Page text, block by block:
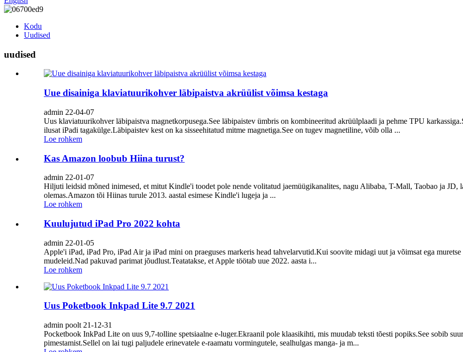
Kodu
Uudised
uudised
Uue disainiga klaviatuurikohver läbipaistva akrüülist võimsa kestaga
admin 22-04-07
Uus klaviatuurikohver läbipaistva magnetkorpusega.See läbipaistev ümbris on kombineeritud akrüülplaadi ja pehme TPU
ilusat iPadi tagakülge.Läbipaistev kest on ka sisseehitatud mitme magnetiga.See on tugev magnetiline, võib olla ...
Loe rohkem
Kas Amazon loobub Hiina turust?
admin 22-01-07
Hiljuti leidsid mõned inimesed, et mitut Kindle'i toodet pole nende volitatud jaemüügikanalites, nagu Alibaba, T-Mall, Taobao ja JD,
olemas.Amazon tõi Hiinas turule 2013. aastal esimese Kindle'i lugeja ja ...
Loe rohkem
Kuulujutud iPad Pro 2022 kohta
admin 22-01-05
Apple'i iPad, iPad Pro, iPad Air ja iPad mini on praeguses markeris head tahvelarvutid.Kui soovite midagi uut ja võimsat ega muretse
mudeleid.Nad pakuvad parimat jõudlust.Teatatakse, et Apple töötab uue 2022. aasta i...
Loe rohkem
Uus Poketbook Inkpad Lite 9.7 2021
admin poolt 21-12-31
Pocketbook InkPad Lite on uus 9,7-tolline spetsiaalne e-luger.Ekraanil pole klaasikihti, mis muudab teksti tõesti popiks.See sobib
pimestamist.Sellel on lai tugi paljudele erinevatele e-raamatu vormingutele, sealhulgas manga- ja m...